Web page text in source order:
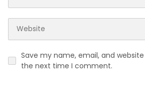
Save my name, email, and
the next time I comment.